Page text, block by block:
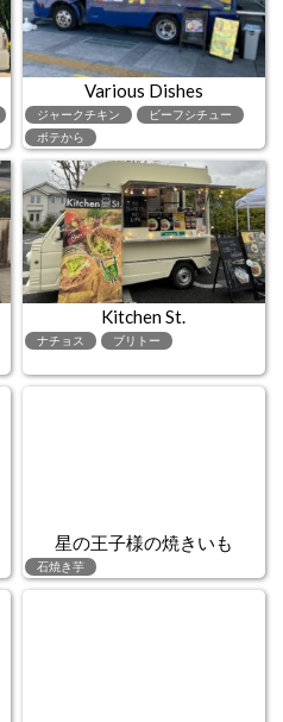
Various Dishes
ジャークチキン
ビーフシチュー
ポテから
Kitchen St.
ナチョス ブリトー
星の王子様の焼きいも
石焼き芋